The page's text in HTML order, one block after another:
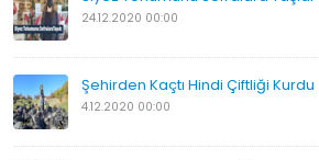
24.12.2020 00:00
Şehirden Kaçtı Hindi Çiftliği Kurdu
4.12.2020 00:00